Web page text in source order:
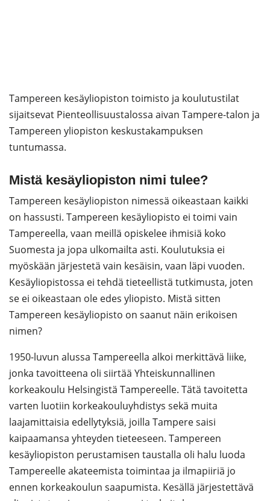
Tampereen kesäyliopiston toimisto ja koulutustilat
sijaitsevat Pienteollisuustalossa aivan Tampere-talon ja
Tampereen yliopiston keskustakampuksen
tuntumassa.
Mistä kesäyliopiston nimi tulee?
Tampereen kesäyliopiston nimessä oikeastaan kaikki
on hassusti. Tampereen kesäyliopisto ei toimi vain
Tampereella, vaan meillä opiskelee ihmisiä koko
Suomesta ja jopa ulkomailta asti. Koulutuksia ei
myöskään järjestetä vain kesäisin, vaan läpi vuoden.
Kesäyliopistossa ei tehdä tieteellistä tutkimusta, joten
se ei oikeastaan ole edes yliopisto. Mistä sitten
Tampereen kesäyliopisto on saanut näin erikoisen
nimen?
1950-luvun alussa Tampereella alkoi merkittävä liike,
jonka tavoitteena oli siirtää Yhteiskunnallinen
korkeakoulu Helsingistä Tampereelle. Tätä tavoitetta
varten luotiin korkeakouluyhdistys sekä muita
laajamittaisia edellytyksiä, joilla Tampere saisi
kaipaamansa yhteyden tieteeseen. Tampereen
kesäyliopiston perustamisen taustalla oli halu luoda
Tampereelle akateemista toimintaa ja ilmapiiriä jo
ennen korkeakoulun saapumista. Kesällä järjestettävä